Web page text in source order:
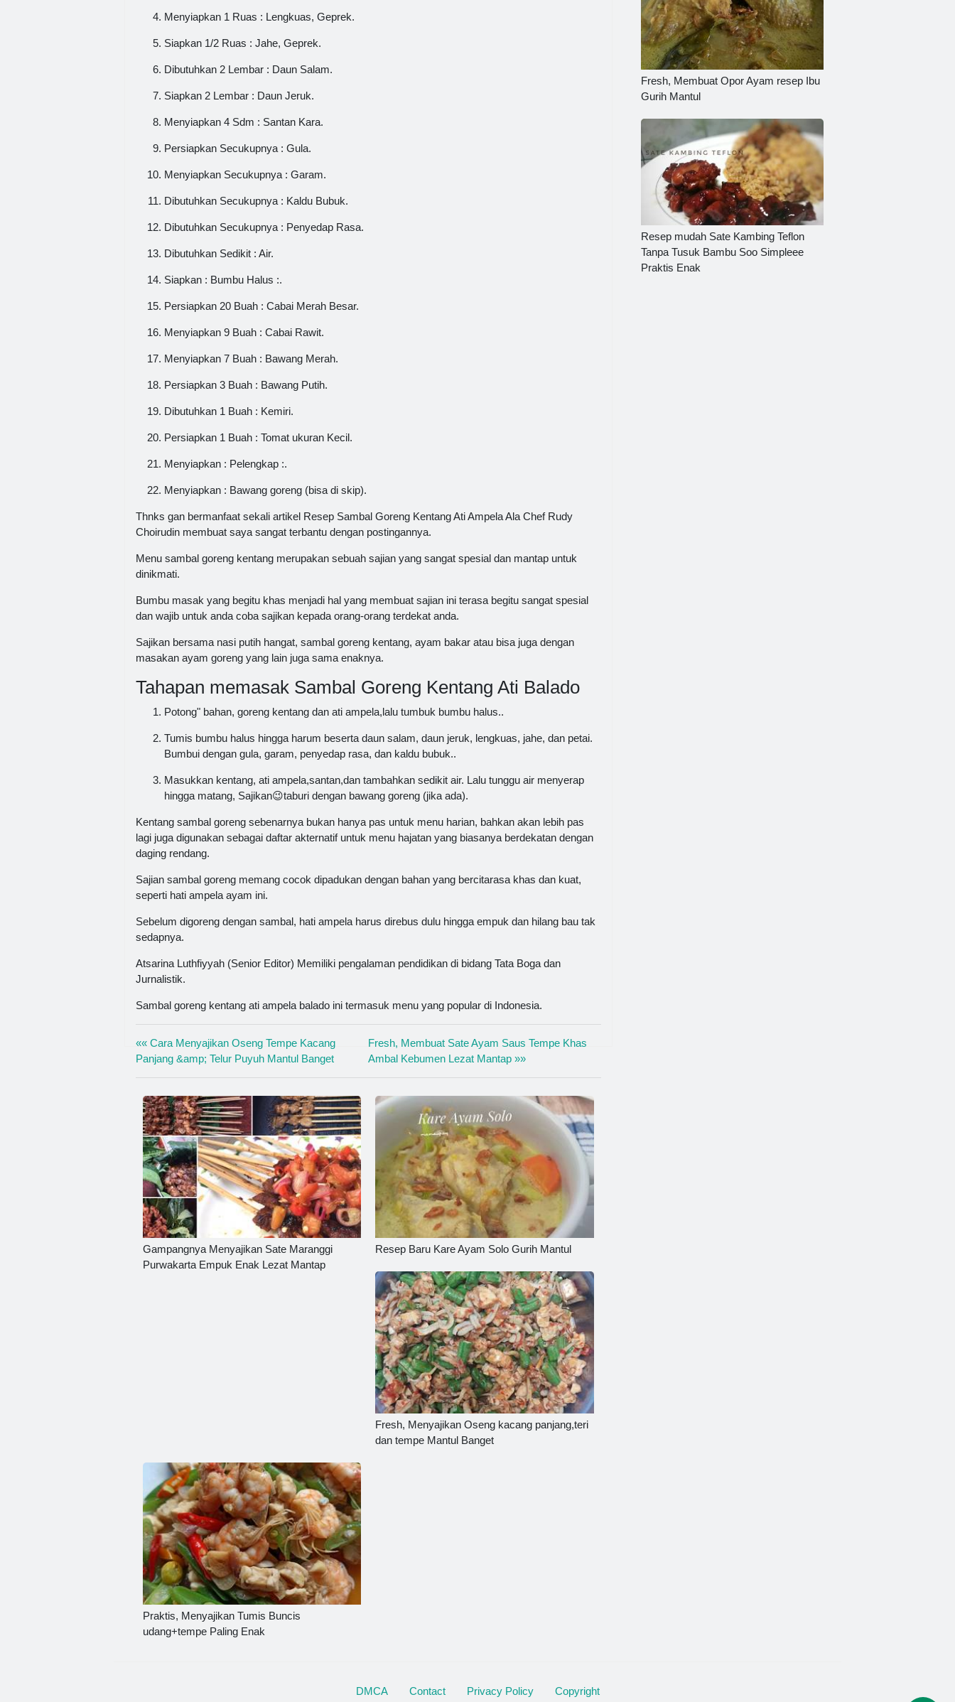
Menyiapkan 1 Ruas : Lengkuas, Geprek.
Siapkan 1/2 Ruas : Jahe, Geprek.
Dibutuhkan 2 Lembar : Daun Salam.
Siapkan 2 Lembar : Daun Jeruk.
Menyiapkan 4 Sdm : Santan Kara.
Persiapkan Secukupnya : Gula.
Menyiapkan Secukupnya : Garam.
Dibutuhkan Secukupnya : Kaldu Bubuk.
Dibutuhkan Secukupnya : Penyedap Rasa.
Dibutuhkan Sedikit : Air.
Siapkan : Bumbu Halus :.
Persiapkan 20 Buah : Cabai Merah Besar.
Menyiapkan 9 Buah : Cabai Rawit.
Menyiapkan 7 Buah : Bawang Merah.
Persiapkan 3 Buah : Bawang Putih.
Dibutuhkan 1 Buah : Kemiri.
Persiapkan 1 Buah : Tomat ukuran Kecil.
Menyiapkan : Pelengkap :.
Menyiapkan : Bawang goreng (bisa di skip).
Thnks gan bermanfaat sekali artikel Resep Sambal Goreng Kentang Ati Ampela Ala Chef Rudy
Choirudin membuat saya sangat terbantu dengan postingannya.
Menu sambal goreng kentang merupakan sebuah sajian yang sangat spesial dan mantap untuk
dinikmati.
Bumbu masak yang begitu khas menjadi hal yang membuat sajian ini terasa begitu sangat spesial
dan wajib untuk anda coba sajikan kepada orang-orang terdekat anda.
Sajikan bersama nasi putih hangat, sambal goreng kentang, ayam bakar atau bisa juga dengan
masakan ayam goreng yang lain juga sama enaknya.
Tahapan memasak Sambal Goreng Kentang Ati Balado
Potong" bahan, goreng kentang dan ati ampela,lalu tumbuk bumbu halus..
Tumis bumbu halus hingga harum beserta daun salam, daun jeruk, lengkuas, jahe, dan petai.
Bumbui dengan gula, garam, penyedap rasa, dan kaldu bubuk..
Masukkan kentang, ati ampela,santan,dan tambahkan sedikit air. Lalu tunggu air menyerap
hingga matang, Sajikan😉taburi dengan bawang goreng (jika ada).
Kentang sambal goreng sebenarnya bukan hanya pas untuk menu harian, bahkan akan lebih pas
lagi juga digunakan sebagai daftar akternatif untuk menu hajatan yang biasanya berdekatan dengan
daging rendang.
Sajian sambal goreng memang cocok dipadukan dengan bahan yang bercitarasa khas dan kuat,
seperti hati ampela ayam ini.
Sebelum digoreng dengan sambal, hati ampela harus direbus dulu hingga empuk dan hilang bau tak
sedapnya.
Atsarina Luthfiyyah (Senior Editor) Memiliki pengalaman pendidikan di bidang Tata Boga dan
Jurnalistik.
Sambal goreng kentang ati ampela balado ini termasuk menu yang popular di Indonesia.
«« Cara Menyajikan Oseng Tempe Kacang
Panjang &amp; Telur Puyuh Mantul Banget
Fresh, Membuat Sate Ayam Saus Tempe Khas
Ambal Kebumen Lezat Mantap »»
Gampangnya Menyajikan Sate Maranggi
Purwakarta Empuk Enak Lezat Mantap
Resep Baru Kare Ayam Solo Gurih Mantul
Fresh, Menyajikan Oseng kacang panjang,teri
dan tempe Mantul Banget
Praktis, Menyajikan Tumis Buncis
udang+tempe Paling Enak
Fresh, Membuat Opor Ayam resep Ibu
Gurih Mantul
Resep mudah Sate Kambing Teflon
Tanpa Tusuk Bambu Soo Simpleee
Praktis Enak
DMCA Contact Privacy Policy Copyright